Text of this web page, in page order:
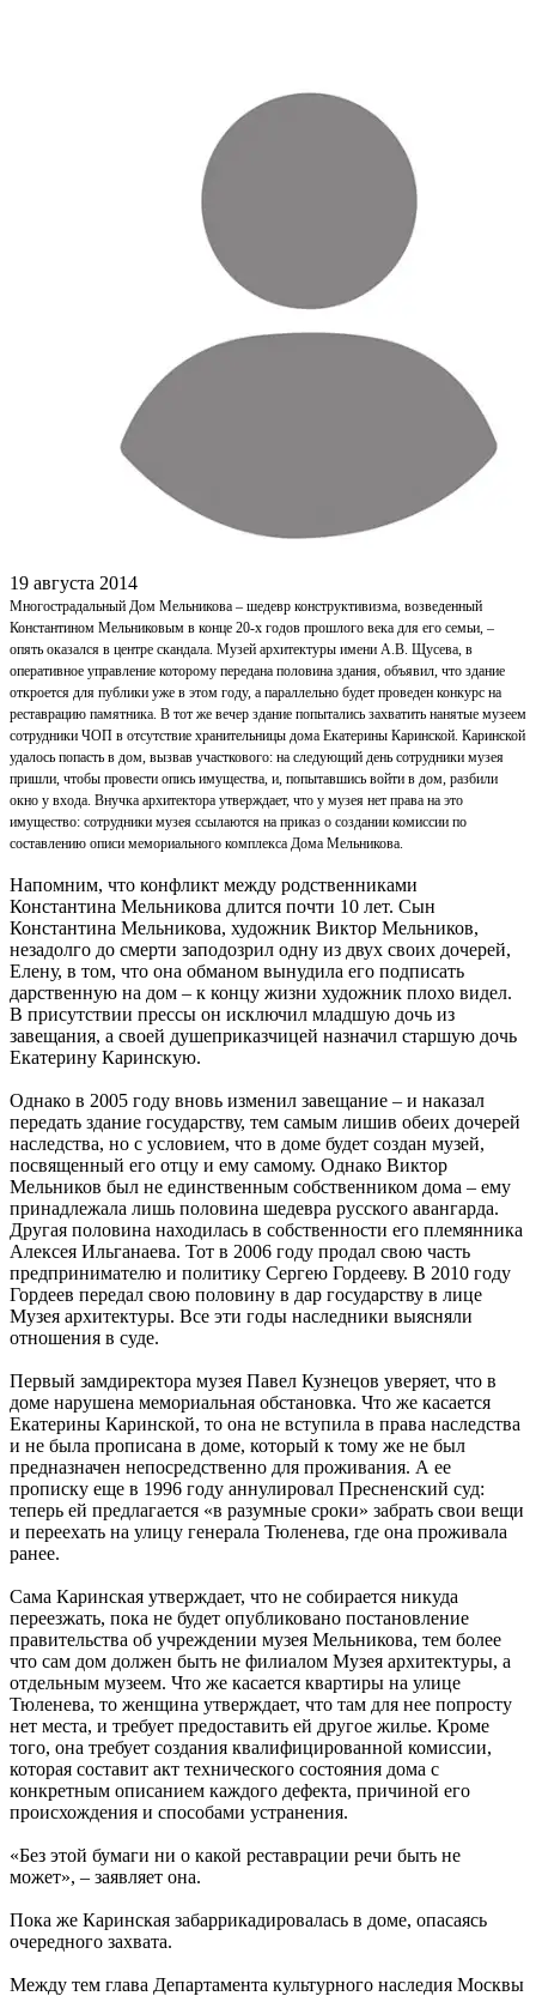
19 августа 2014
Многострадальный Дом Мельникова – шедевр конструктивизма, возведенный
Константином Мельниковым в конце 20-х годов прошлого века для его семьи, –
опять оказался в центре скандала. Музей архитектуры имени А.В. Щусева, в
оперативное управление которому передана половина здания, объявил, что здание
откроется для публики уже в этом году, а параллельно будет проведен конкурс на
реставрацию памятника. В тот же вечер здание попытались захватить нанятые музеем
сотрудники ЧОП в отсутствие хранительницы дома Екатерины Каринской. Каринской
удалось попасть в дом, вызвав участкового: на следующий день сотрудники музея
пришли, чтобы провести опись имущества, и, попытавшись войти в дом, разбили
окно у входа. Внучка архитектора утверждает, что у музея нет права на это
имущество: сотрудники музея ссылаются на приказ о создании комиссии по
составлению описи мемориального комплекса Дома Мельникова.
Напомним, что конфликт между родственниками
Константина Мельникова длится почти 10 лет. Сын
Константина Мельникова, художник Виктор Мельников,
незадолго до смерти заподозрил одну из двух своих дочерей,
Елену, в том, что она обманом вынудила его подписать
дарственную на дом – к концу жизни художник плохо видел.
В присутствии прессы он исключил младшую дочь из
завещания, а своей душеприказчицей назначил старшую дочь
Екатерину Каринскую.
Однако в 2005 году вновь изменил завещание – и наказал
передать здание государству, тем самым лишив обеих дочерей
наследства, но с условием, что в доме будет создан музей,
посвященный его отцу и ему самому. Однако Виктор
Мельников был не единственным собственником дома – ему
принадлежала лишь половина шедевра русского авангарда.
Другая половина находилась в собственности его племянника
Алексея Ильганаева. Тот в 2006 году продал свою часть
предпринимателю и политику Сергею Гордееву. В 2010 году
Гордеев передал свою половину в дар государству в лице
Музея архитектуры. Все эти годы наследники выясняли
отношения в суде.
Первый замдиректора музея Павел Кузнецов уверяет, что в
доме нарушена мемориальная обстановка. Что же касается
Екатерины Каринской, то она не вступила в права наследства
и не была прописана в доме, который к тому же не был
предназначен непосредственно для проживания. А ее
прописку еще в 1996 году аннулировал Пресненский суд:
теперь ей предлагается «в разумные сроки» забрать свои вещи
и переехать на улицу генерала Тюленева, где она проживала
ранее.
Сама Каринская утверждает, что не собирается никуда
переезжать, пока не будет опубликовано постановление
правительства об учреждении музея Мельникова, тем более
что сам дом должен быть не филиалом Музея архитектуры, а
отдельным музеем. Что же касается квартиры на улице
Тюленева, то женщина утверждает, что там для нее попросту
нет места, и требует предоставить ей другое жилье. Кроме
того, она требует создания квалифицированной комиссии,
которая составит акт технического состояния дома с
конкретным описанием каждого дефекта, причиной его
происхождения и способами устранения.
«Без этой бумаги ни о какой реставрации речи быть не
может», – заявляет она.
Пока же Каринская забаррикадировалась в доме, опасаясь
очередного захвата.
Между тем глава Департамента культурного наследия Москвы